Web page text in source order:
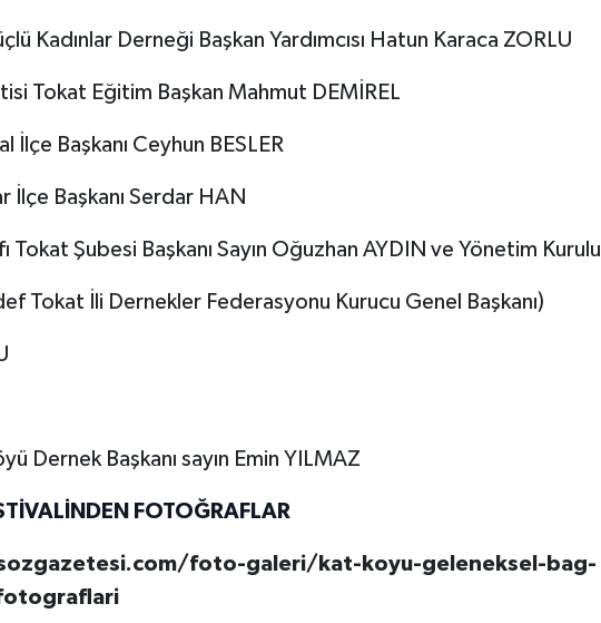
Kadınlar Derneği Başkan Yardımcısı Hatun Karaca ZORLU
Tokat Eğitim Başkan Mahmut DEMİREL
İlçe Başkanı Ceyhun BESLER
İlçe Başkanı Serdar HAN
Tokat Şubesi Başkanı Sayın Oğuzhan AYDIN ve Yönetim Kurulu
Tokat İli Dernekler Federasyonu Kurucu Genel Başkanı)
Dernek Başkanı sayın Emin YILMAZ
FOTOĞRAFLAR
foto-galeri/kat-koyu-geleneksel-bag-